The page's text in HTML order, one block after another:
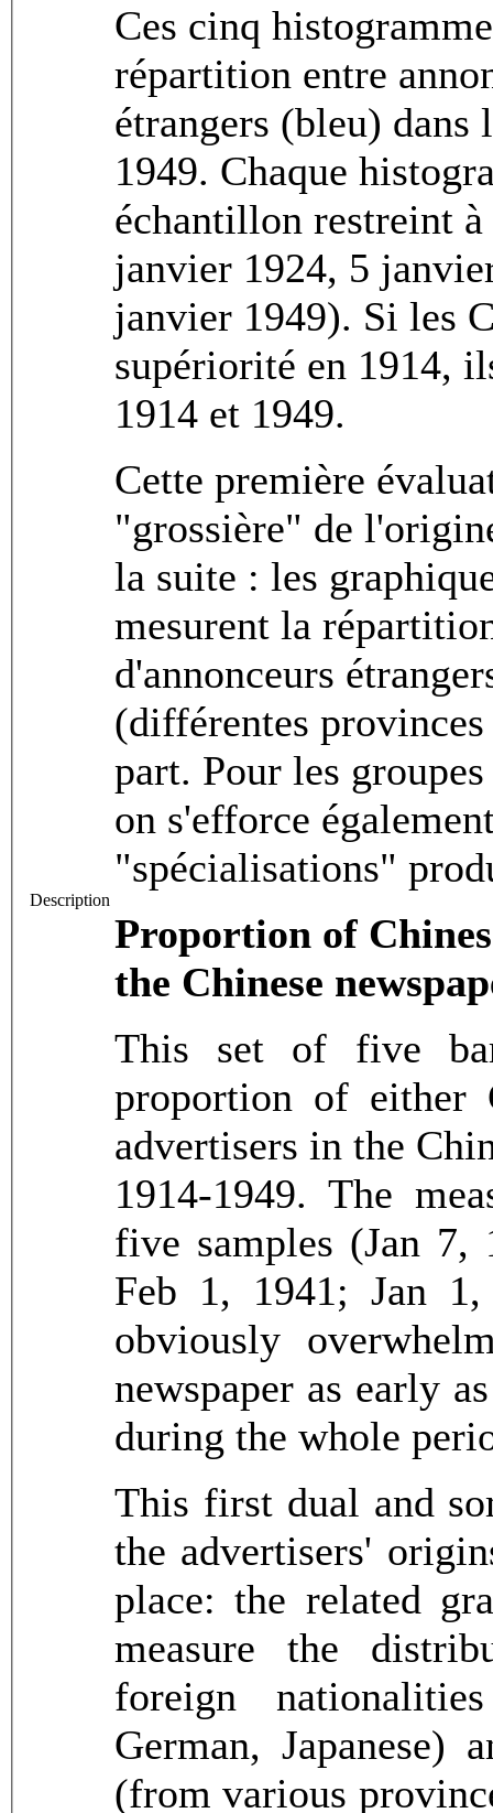
Description
Ces cinq
répartition entre
étrangers (bleu) dans
1949. Chaque
échantillon restreint
janvier 1924, 5
janvier 1949). Si les
supériorité en 1914,
1914 et 1949.
Cette première
"grossière" de
la suite : les
mesurent la
d'annonceurs
(différentes
part. Pour les
on s'efforce
"spécialisations"
Proportion of
the Chinese
This set of five
proportion of either
advertisers in the
1914-1949. The
five samples (Jan 7,
Feb 1, 1941; Jan 1,
obviously
newspaper as early
during the whole
This first dual and
the advertisers'
place: the related
measure the
foreign
German, Japanese)
(from various